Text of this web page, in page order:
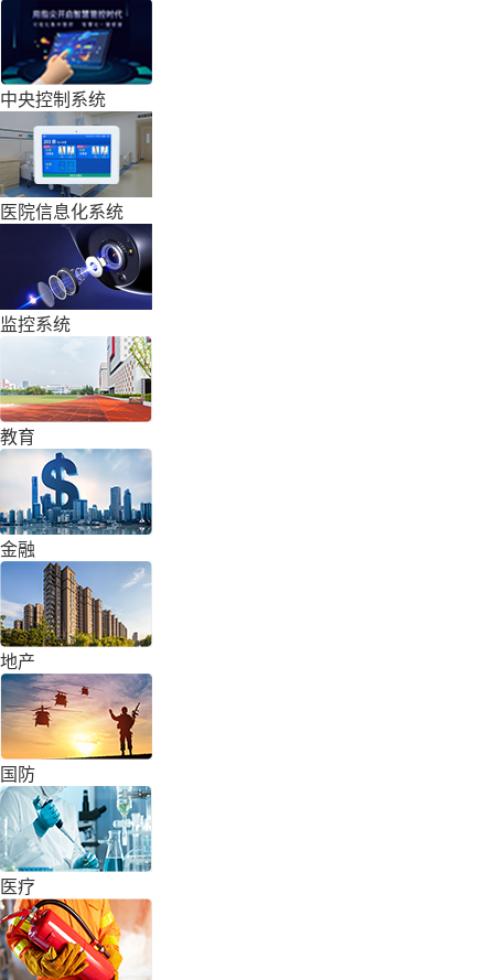
中央控制系统
医院信息化系统
监控系统
教育
金融
地产
国防
医疗